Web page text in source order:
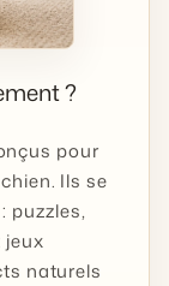
?
pour
Ils se
puzzles,
jeux
naturels